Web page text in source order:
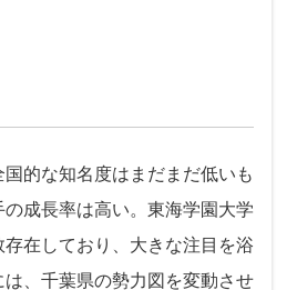
的な知名度はまだまだ低いも
成長率は高い。東海学園大学
在しており、大きな注目を浴
、千葉県の勢力図を変動させ